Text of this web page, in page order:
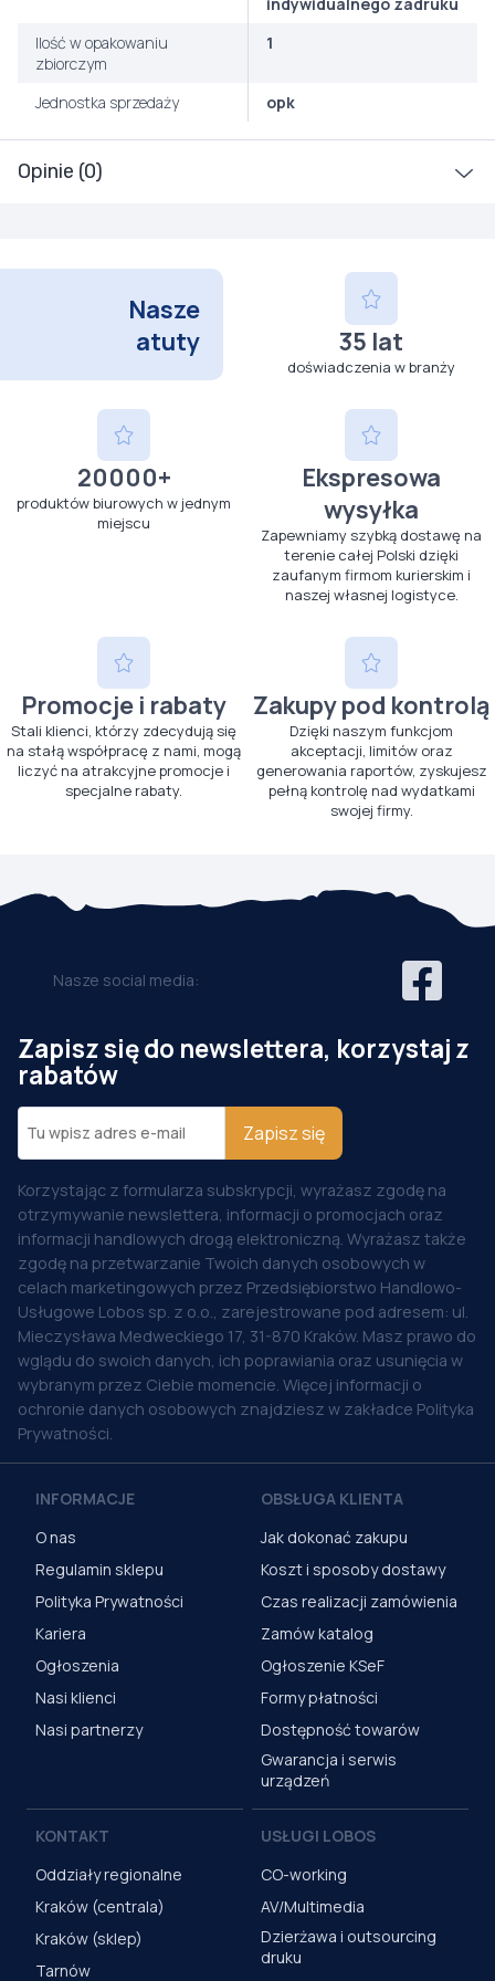
Opinie (0)
Ilość w opakowaniu
zbiorczym
1
Jednostka sprzedaży opk
Nasze
atuty
35 lat
doświadczenia w branży
20000+
produktów biurowych w jednym
miejscu
Ekspresowa
wysyłka
Zapewniamy szybką dostawę na
terenie całej Polski dzięki
zaufanym firmom kurierskim i
naszej własnej logistyce.
Promocje i rabaty
Stali klienci, którzy zdecydują się
na stałą współpracę z nami, mogą
liczyć na atrakcyjne promocje i
specjalne rabaty.
Zakupy pod kontrolą
Dzięki naszym funkcjom
akceptacji, limitów oraz
generowania raportów, zyskujesz
pełną kontrolę nad wydatkami
swojej firmy.
Nasze social media:
Zapisz się do newslettera, korzystaj z
rabatów
Zapisz się
Korzystając z formularza subskrypcji, wyrażasz zgodę na
otrzymywanie newslettera, informacji o promocjach oraz
informacji handlowych drogą elektroniczną. Wyrażasz także
zgodę na przetwarzanie Twoich danych osobowych w
celach marketingowych przez Przedsiębiorstwo Handlowo-
Usługowe Lobos sp. z o.o., zarejestrowane pod adresem: ul.
Mieczysława Medweckiego 17, 31-870 Kraków. Masz prawo do
wglądu do swoich danych, ich poprawiania oraz usunięcia w
wybranym przez Ciebie momencie. Więcej informacji o
ochronie danych osobowych znajdziesz w zakładce Polityka
Prywatności.
INFORMACJE
O nas
Regulamin sklepu
Polityka Prywatności
Kariera
Ogłoszenia
Nasi klienci
Nasi partnerzy
OBSŁUGA KLIENTA
Jak dokonać zakupu
Koszt i sposoby dostawy
Czas realizacji zamówienia
Zamów katalog
Ogłoszenie KSeF
Formy płatności
Dostępność towarów
Gwarancja i serwis
urządzeń
KONTAKT
Oddziały regionalne
Kraków (centrala)
Kraków (sklep)
Tarnów
USŁUGI LOBOS
CO-working
AV/Multimedia
Dzierżawa i outsourcing
druku